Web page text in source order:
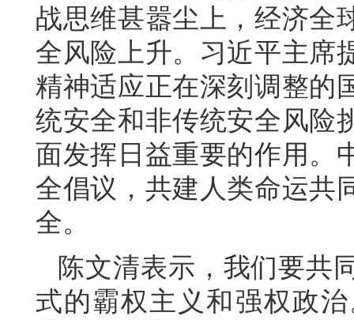
战思维甚嚣尘上，经济全
全风险上升。习近平主席
精神适应正在深刻调整的
统安全和非传统安全风险
面发挥日益重要的作用。
全倡议，共建人类命运共
全。
陈文清表示，我们要共
式的霸权主义和强权政